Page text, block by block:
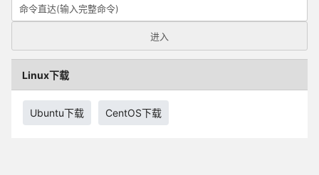
Linux下载
Ubuntu下载 CentOS下载